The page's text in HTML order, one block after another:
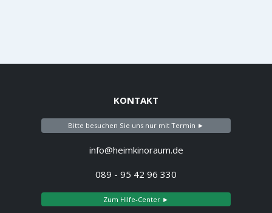
KONTAKT
Bitte besuchen Sie uns nur mit Termin ►
info@heimkinoraum.de
089 - 95 42 96 330
Zum Hilfe-Center ►